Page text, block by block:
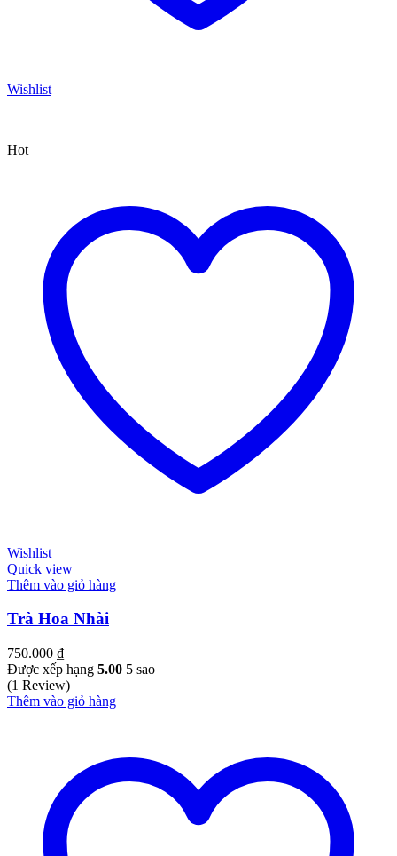
Wishlist
Hot
Wishlist
Quick view
Thêm vào giỏ hàng
Trà Hoa Nhài
750.000 ₫
Được xếp hạng 5.00 5 sao
(1 Review)
Thêm vào giỏ hàng